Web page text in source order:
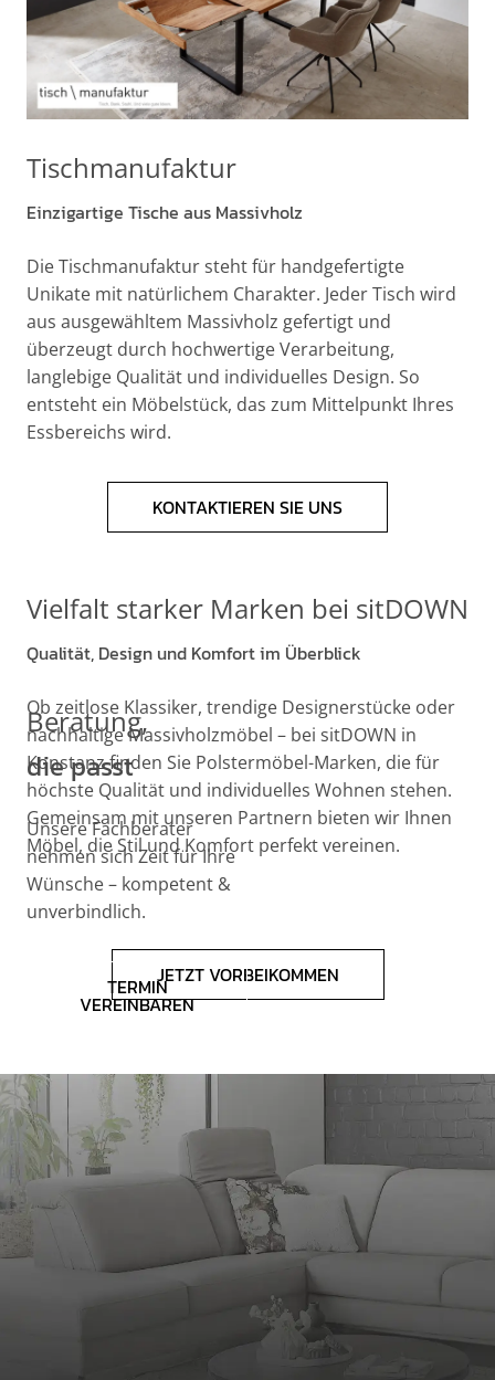
Tischmanufaktur
Einzigartige Tische aus Massivholz
Die Tischmanufaktur steht für handgefertigte
Unikate mit natürlichem Charakter. Jeder Tisch wird
aus ausgewähltem Massivholz gefertigt und
überzeugt durch hochwertige Verarbeitung,
langlebige Qualität und individuelles Design. So
entsteht ein Möbelstück, das zum Mittelpunkt Ihres
Essbereichs wird.
KONTAKTIEREN SIE UNS
Vielfalt starker Marken bei sitDOWN
Qualität, Design und Komfort im Überblick
Ob zeitlose Klassiker, trendige Designerstücke oder
nachhaltige Massivholzmöbel – bei sitDOWN in
Konstanz finden Sie Polstermöbel-Marken, die für
höchste Qualität und individuelles Wohnen stehen.
Gemeinsam mit unseren Partnern bieten wir Ihnen
Möbel, die Stil und Komfort perfekt vereinen.
JETZT VORBEIKOMMEN
Beratung,
die passt
Unsere Fachberater
nehmen sich Zeit für Ihre
Wünsche – kompetent &
unverbindlich.
TERMIN
VEREINBAREN